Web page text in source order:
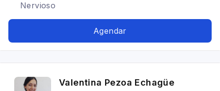
Nervioso
Agendar
Valentina Pezoa Echagüe